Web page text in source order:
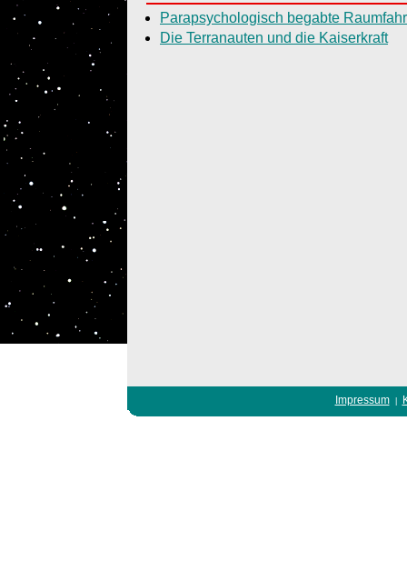
Parapsychologisch begabte
Die Terranauten und die Kaiserkraft
Impressum